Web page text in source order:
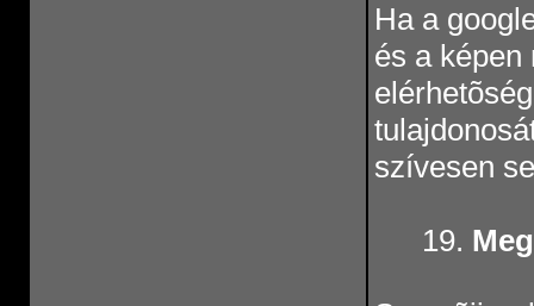
Ha a
és a képen
szívesen
19.